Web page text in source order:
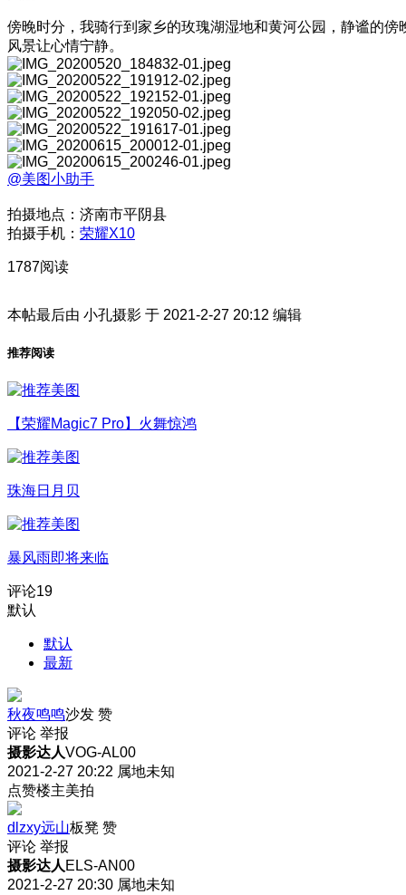
傍晚时分，我骑行到家乡的玫瑰湖湿地和黄河公园，静谧的傍
风景让心情宁静。
@美图小助手
拍摄地点：济南市平阴县
拍摄手机： 荣耀X10
1787阅读
本帖最后由 小孔摄影 于 2021-2-27 20:12 编辑
推荐阅读
【荣耀Magic7 Pro】火舞惊鸿
珠海日月贝
暴风雨即将来临
评论19
默认
默认
最新
秋夜鸣鸣沙发 赞
评论 举报
摄影达人VOG-AL00
2021-2-27 20:22 属地未知
点赞楼主美拍
dlzxy远山板凳 赞
评论 举报
摄影达人 ELS-AN00
2021-2-27 20:30 属地未知